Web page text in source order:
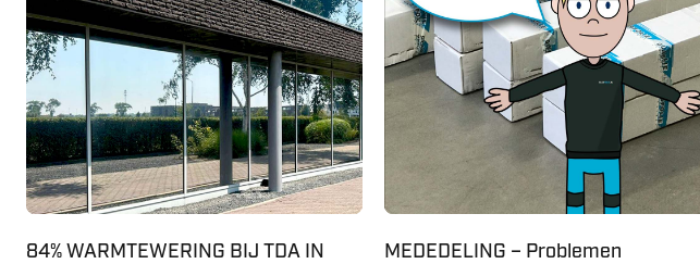
84% WARMTEWERING BIJ TDA IN
MEDEDELING – Problemen